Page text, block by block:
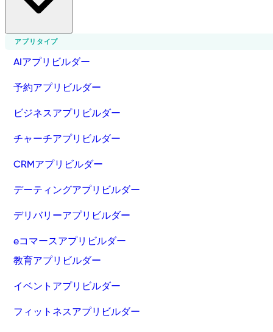
アプリタイプ
AIアプリビルダー
予約アプリビルダー
ビジネスアプリビルダー
チャーチアプリビルダー
CRMアプリビルダー
デーティングアプリビルダー
デリバリーアプリビルダー
eコマースアプリビルダー
教育アプリビルダー
イベントアプリビルダー
フィットネスアプリビルダー